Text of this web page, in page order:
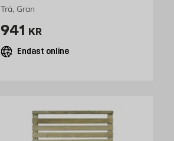
Trä, Gran
Pris 941 kr
941 KR
Endast online